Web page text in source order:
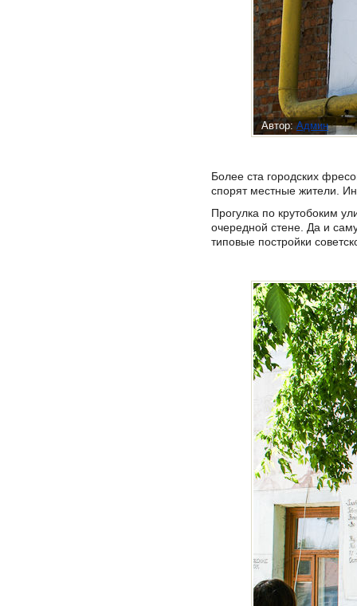
Автор:Админ
Более ста городских
спорят местные жители.
Прогулка по крутобоким
очередной стене. Да и
типовые постройки